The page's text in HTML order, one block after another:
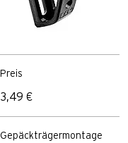
Preis
3,49 €
Gepäckträgermontage